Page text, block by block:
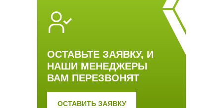
ОСТАВЬТЕ ЗАЯВКУ, И
НАШИ МЕНЕДЖЕРЫ
ВАМ ПЕРЕЗВОНЯТ
ОСТАВИТЬ ЗАЯВКУ